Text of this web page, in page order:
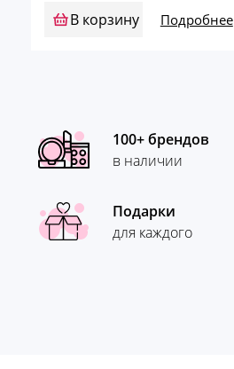
В корзину Подробнее
100+ брендов
в наличии
Подарки
для каждого